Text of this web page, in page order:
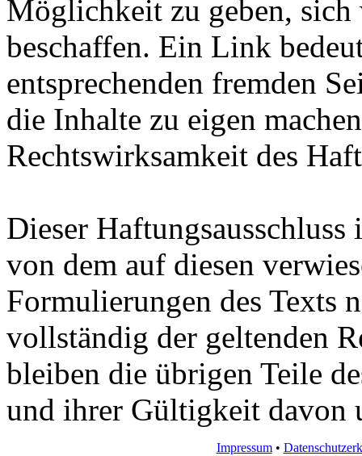
Möglichkeit zu geben,
beschaffen. Ein Link
entsprechenden fremden
die Inhalte zu eigen
Rechtswirksamkeit des
Dieser Haftungsausschluss
von dem auf diesen
Formulierungen des Texts
vollständig der geltenden
bleiben die übrigen Teile
und ihrer Gültigkeit davon
Impressum•